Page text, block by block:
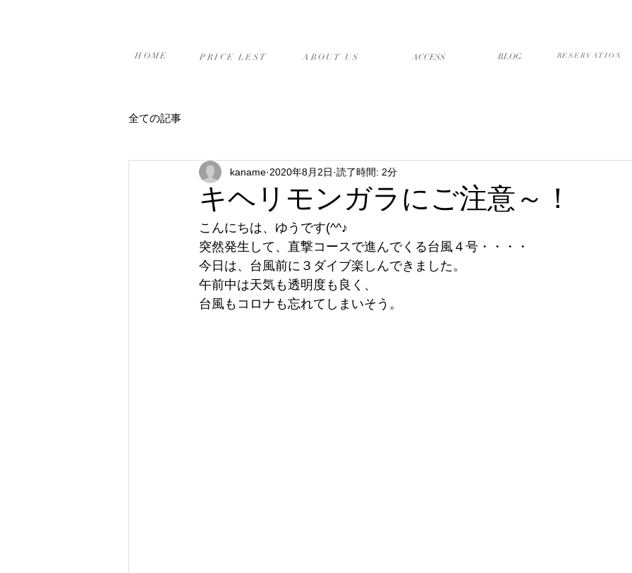
HOME PRICE LEST ABOUT US ​ACCESS BLOG RESERVATION
全ての記事
キヘリモンガラにご注意～！
kaname 2020年8月2日 読了時間: 2分
こんにちは、ゆうです(^^♪
突然発生して、直撃コースで進んでくる台風４号・・・・
今日は、台風前に３ダイブ楽しんできました。
午前中は天気も透明度も良く、
台風もコロナも忘れてしまいそう。